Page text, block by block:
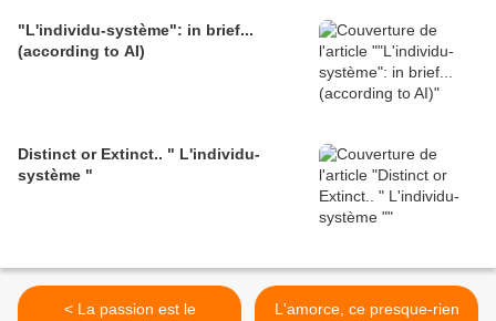
"L'individu-système": in brief...
(according to AI)
Distinct or Extinct.. " L'individu-
système "
< La passion est le
L'amorce, ce presque-rien